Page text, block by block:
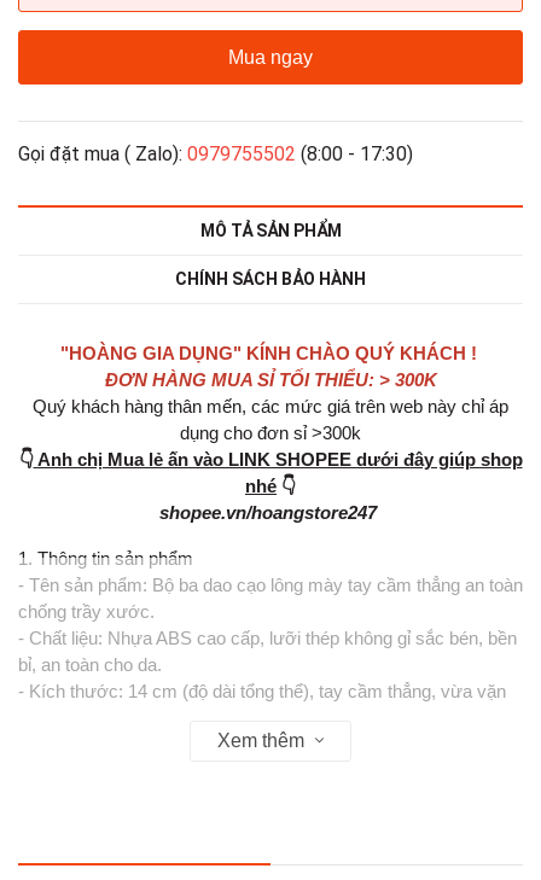
Mua ngay
Gọi đặt mua ( Zalo): 0979755502 (8:00 - 17:30)
MÔ TẢ SẢN PHẨM
CHÍNH SÁCH BẢO HÀNH
"HOÀNG GIA DỤNG" KÍNH CHÀO QUÝ KHÁCH !
ĐƠN HÀNG MUA SỈ TỐI THIỂU: > 300K
Quý khách hàng thân mến, các mức giá trên web này chỉ áp
dụng cho đơn sỉ >300k
👇Anh chị Mua lẻ ấn vào LINK SHOPEE dưới đây giúp shop
nhé 👇
shopee.vn/hoangstore247
1. Thông tin sản phẩm
- Tên sản phẩm: Bộ ba dao cạo lông mày tay cầm thẳng an toàn
chống trầy xước.
- Chất liệu: Nhựa ABS cao cấp, lưỡi thép không gỉ sắc bén, bền
bỉ, an toàn cho da.
- Kích thước: 14 cm (độ dài tổng thể), tay cầm thẳng, vừa vặn
- Màu sắc: Bao gồm 3 màu xanh dương, hồng pastel và vàng
2. Tiện ích sản phẩm
Xem thêm